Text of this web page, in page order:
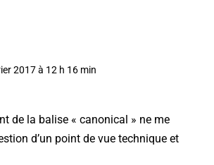
2017 à 12 h 16 min
de la balise « canonical » ne me
d’un point de vue technique et